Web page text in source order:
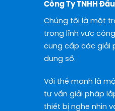
Công Ty TNHH
Chúng tôi là một
trong lĩnh vực
cung cấp các giải
dung số.
Với thế mạnh là
tư vấn giải pháp
thiết bị nghe nhìn